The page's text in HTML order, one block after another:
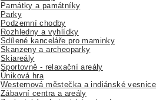
Památky a památníky
Parky
Podzemní chodby
Rozhledny a vyhlídky
Sdílené kanceláře pro maminky
Skanzeny a archeoparky
Skiareály
Sportovně - relaxační areály
Úniková hra
Westernová městečka a indiánské vesnice
Zábavní centra a areály